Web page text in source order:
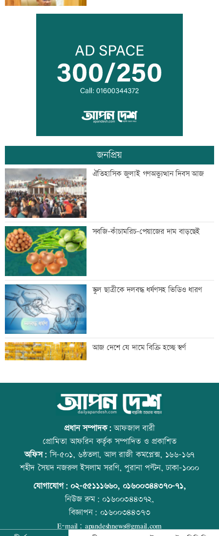
বিয়ে না করার কারণ জানালেন আমিশা
আওয়ামী লীগের সঙ্গে গণতন্ত্র যায় না: মির্জা
ফখরুল
ডেপুটি ম্যানেজার চেয়ে ব্র্যাকে নিয়োগ
‘আমার স্বপ্ন আপনাদের কাছে দিয়ে গেলাম’
মেহেরপুর সীমান্তে নারীসহ ৫ জনকে পুশইনের
চেষ্টা, বিজিবির প্রতিরোধে ব্যর্থ
থাইল্যান্ডে ১৪ বছরের শিক্ষার্থীর গুলিতে নিহত
৬
জাপানে ধেয়ে আসছে ঘূর্ণিঝড় ডলফিন
কাঁচা মরিচের দাম কমলেও ডিমের দাম
বাড়তি
নারী এশিয়া কাপে সহজ গ্রুপে বাংলাদেশ
জনপ্রিয়
ঐতিহাসিক জুলাই গণঅভ্যুত্থান দিবস আজ
সবজি-কাঁচামরিচ-পেয়াজের দাম বাড়ছেই
স্কুল ছাত্রীকে দলবদ্ধ ধর্ষণসহ ভিডিও ধারণ
আজ দেশে যে দামে বিক্রি হচ্ছে স্বর্ণ
আজ বিশ্ব বন্ধু দিবস
প্রতিমন্ত্রীকে ঘিরে ভাইরাল ভিডিওতে ছবি
জুড়ে অপপ্রচার: এলিন
কোরআন-হাদিসে নামাজ না পড়ার শাস্তি
প্রধান সম্পাদক:আফজাল বারী
প্রোমিতা আফরিন কর্তৃক সম্পাদিত ও প্রকাশিত
অফিস:সি-৫০১, ৬ষ্ঠতলা, আল রাজী কমপ্লেক্স, ১৬৬-১৬৭
শহীদ সৈয়দ নজরুল ইসলাম সরণি, পুরানা পল্টন, ঢাকা-১০০০
যোগাযোগ: ০২-৫৫১১১৬৬০, ০১৬০০৩৪৪৩৭০-৭১,
নিউজ রুম:০১৬০০৩৪৪৩৭২,
বিজ্ঞাপন: ০১৬০০৩৪৪৩৭৩
E-mail: apandeshnews@gmail.com